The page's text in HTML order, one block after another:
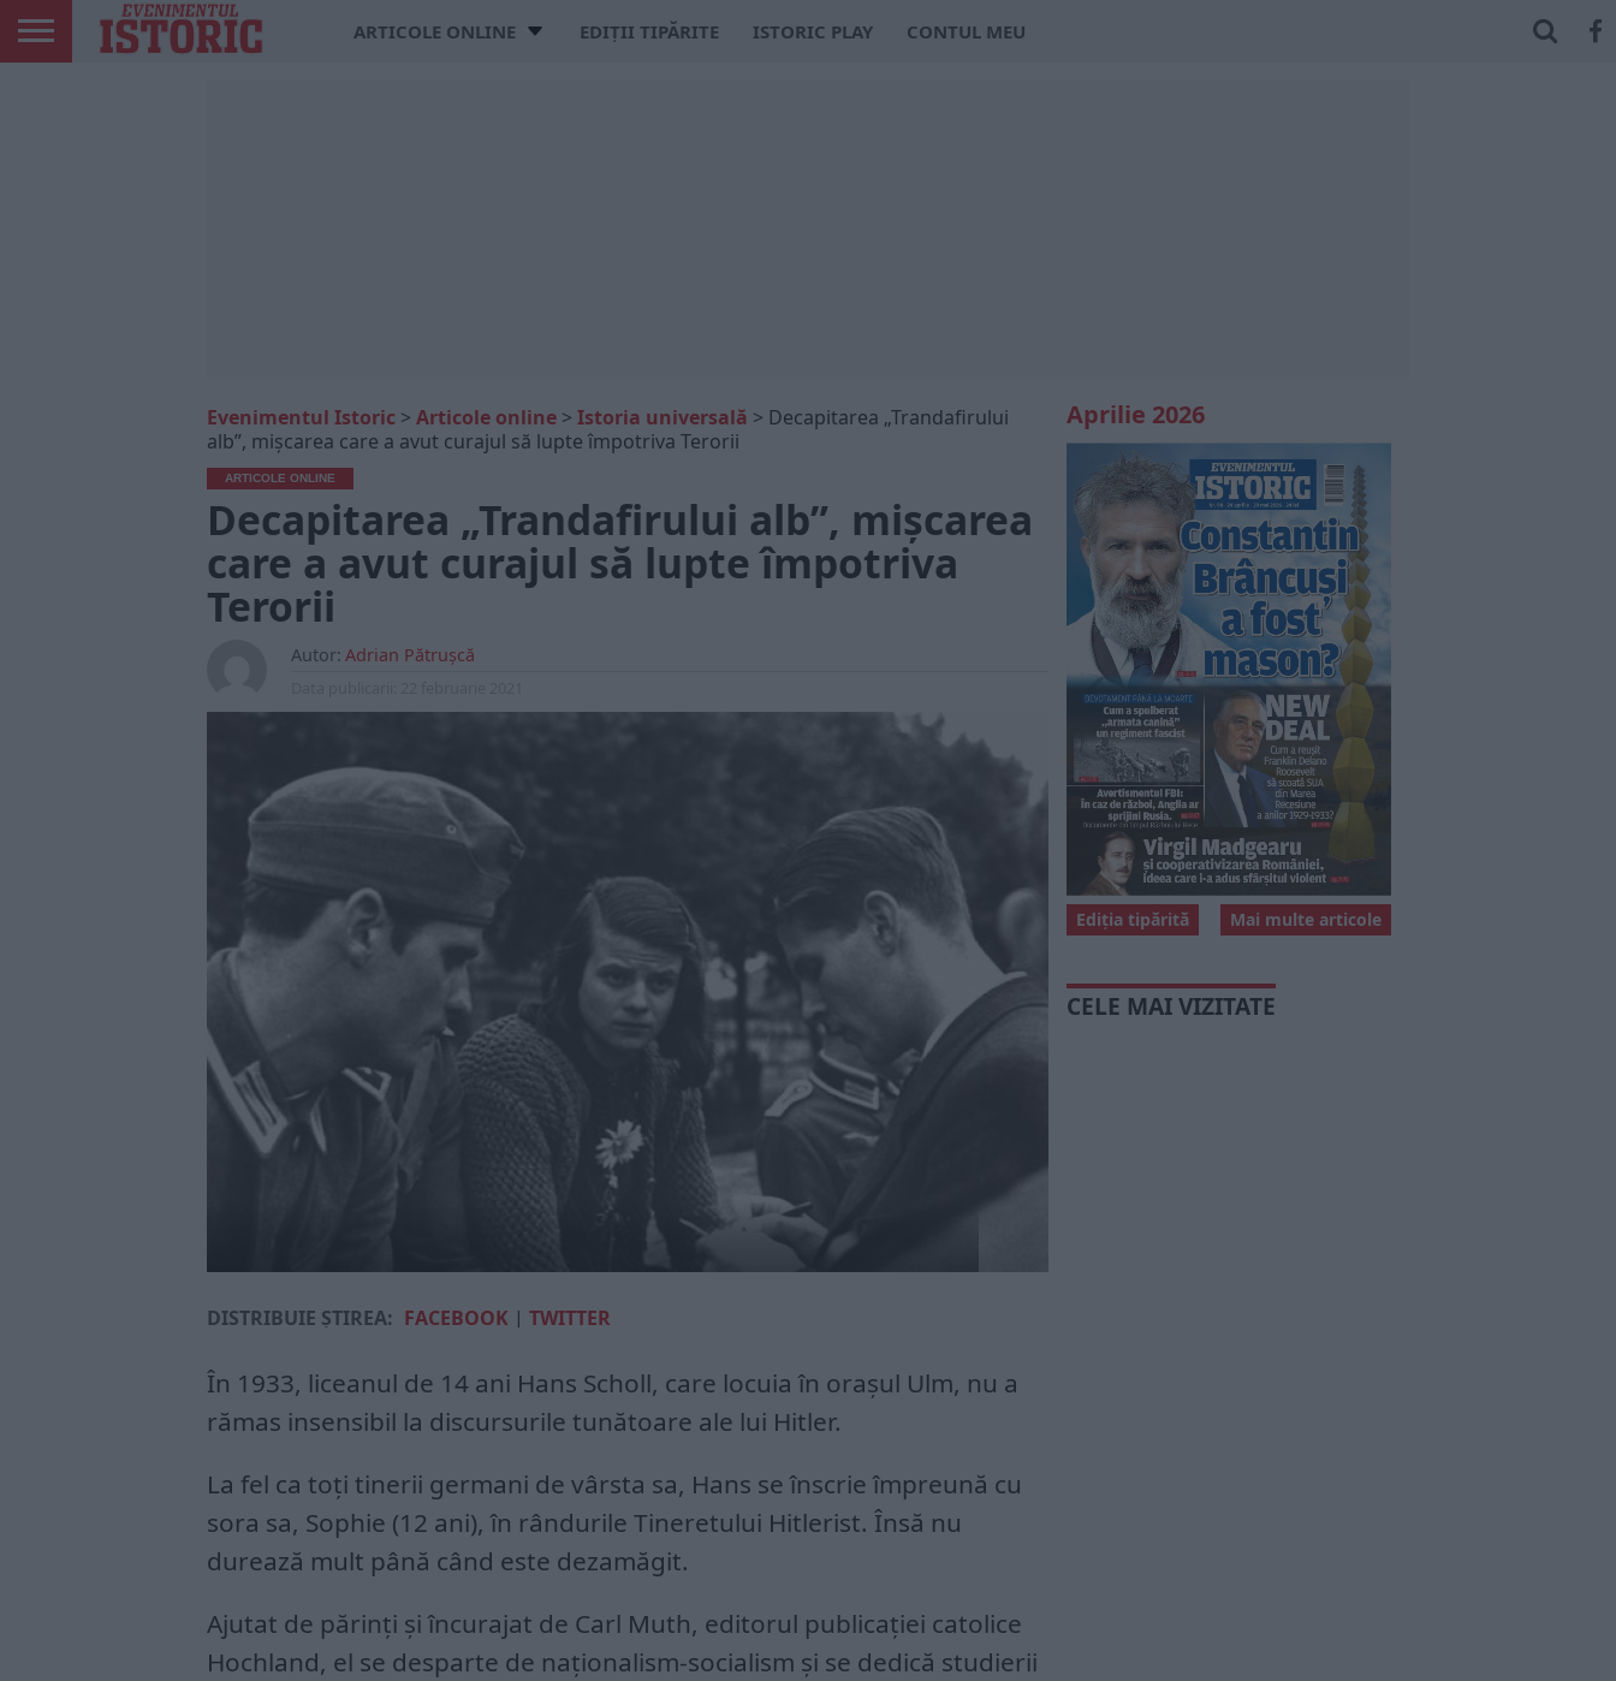
ARTICOLE ONLINE EDIȚII TIPĂRITE ISTORIC PLAY CONTUL MEU
Evenimentul Istoric > Articole online > Istoria universală > Decapitarea „Trandafirului
alb”, mișcarea care a avut curajul să lupte împotriva Terorii
ARTICOLE ONLINE
Decapitarea „Trandafirului alb”, mișcarea
care a avut curajul să lupte împotriva
Terorii
Autor: Adrian Pătrușcă
DISTRIBUIE ȘTIREA: FACEBOOK | TWITTER
În 1933, liceanul de 14 ani Hans Scholl, care locuia în orașul Ulm, nu a
rămas insensibil la discursurile tunătoare ale lui Hitler.
La fel ca toți tinerii germani de vârsta sa, Hans se înscrie împreună cu
sora sa, Sophie (12 ani), în rândurile Tineretului Hitlerist. Însă nu
durează mult până când este dezamăgit.
Ajutat de părinți și încurajat de Carl Muth, editorul publicației catolice
Hochland, el se desparte de naționalism-socialism și se dedică studierii
Aprilie 2026
Mai multe articole
Ediția tipărită
CELE MAI VIZITATE